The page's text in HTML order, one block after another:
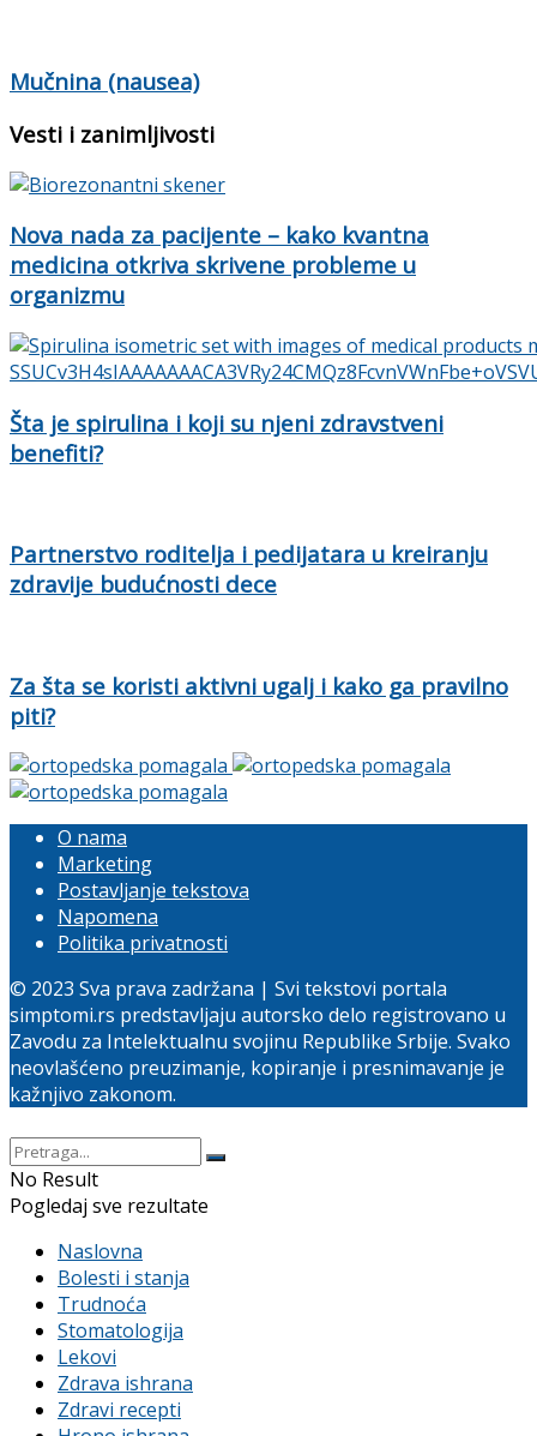
Mučnina (nausea)
Vesti i zanimljivosti
Nova nada za pacijente – kako kvantna
medicina otkriva skrivene probleme u
organizmu
Šta je spirulina i koji su njeni zdravstveni
benefiti?
Partnerstvo roditelja i pedijatara u kreiranju
zdravije budućnosti dece
Za šta se koristi aktivni ugalj i kako ga pravilno
piti?
O nama
Marketing
Postavljanje tekstova
Napomena
Politika privatnosti
© 2023 Sva prava zadržana | Svi tekstovi portala
simptomi.rs predstavljaju autorsko delo registrovano u
Zavodu za Intelektualnu svojinu Republike Srbije. Svako
neovlašćeno preuzimanje, kopiranje i presnimavanje je
kažnjivo zakonom.
No Result
Pogledaj sve rezultate
Naslovna
Bolesti i stanja
Trudnoća
Stomatologija
Lekovi
Zdrava ishrana
Zdravi recepti